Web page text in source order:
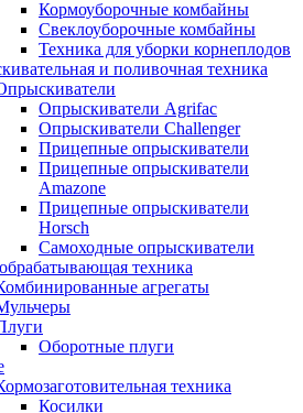
Кормоуборочные комбайны
Свеклоуборочные комбайны
Техника для уборки корнеплодов
и поливочная техника
Опрыскиватели Agrifac
Опрыскиватели Challenger
Прицепные опрыскиватели
Прицепные опрыскиватели
Amazone
Прицепные опрыскиватели
Horsch
Самоходные опрыскиватели
техника
агрегаты
Оборотные плуги
техника
Косилки